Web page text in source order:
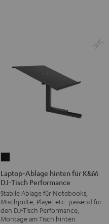
Ablage
hinten
für
K&M
DJ-
Laptop-Ablage hinten für K&M
DJ-Tisch Performance
Stabile Ablage für Notebooks,
Mischpulte, Player etc. passend für
den DJ-Tisch Performance,
Montage am Tisch hinten